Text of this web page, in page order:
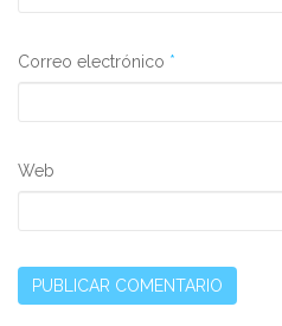
Correo electrónico *
Web